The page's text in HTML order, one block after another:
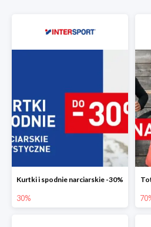
Kurtki i spodnie narciarskie -30%
30%